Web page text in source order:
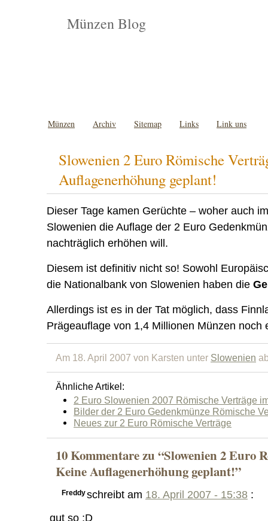
Münzen Blog
Münzen Archiv Sitemap Links Link uns
Slowenien 2 Euro Römische
Auflagenerhöhung geplant!
Dieser Tage kamen Gerüchte – woher auch
Slowenien die Auflage der 2 Euro
nachträglich erhöhen will.
Diesem ist definitiv nicht so! Sowohl
die Nationalbank von Slowenien haben die
Allerdings ist es in der Tat möglich, dass
Prägeauflage von 1,4 Millionen Münzen
Am 18. April 2007 von Karsten unter Slowenien
Ähnliche Artikel:
2 Euro Slowenien 2007 Römische Verträge
Bilder der 2 Euro Gedenkmünze Römische
Neues zur 2 Euro Römische Verträge
10 Kommentare zu “Slowenien 2 Euro
Keine Auflagenerhöhung geplant!”
Freddyschreibt am 18. April 2007 - 15:38 :
gut so ;D